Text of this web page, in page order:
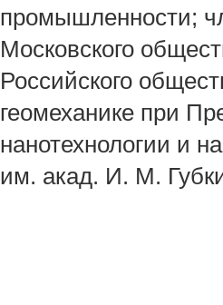
промышленности;
Московского
Российского
геомеханике при
нанотехнологии и
им. акад. И. М.